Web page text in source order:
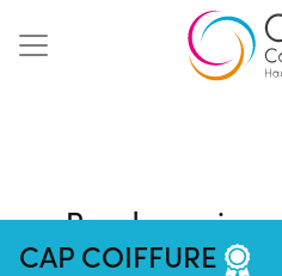
CAP COIFFURE
Pas de session
ce moment